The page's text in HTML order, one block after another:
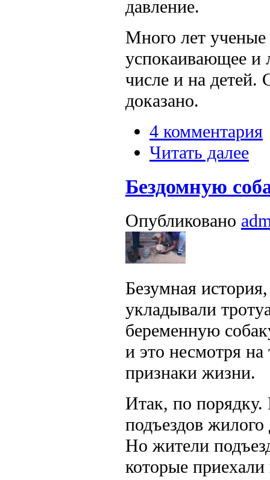
давление.
Много лет ученые
успокаивающее и
числе и на детей.
доказано.
4 комментария
Читать далее
Бездомную
Опубликовано
Безумная
укладывали
беременную
и это несмотря на
признаки жизни.
Итак, по порядку.
подъездов
Но жители
которые